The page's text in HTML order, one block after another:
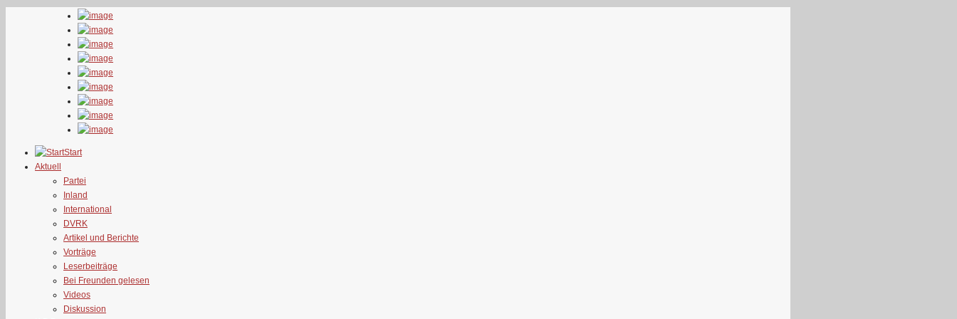
Start
Aktuell
Partei
Inland
International
DVRK
Artikel und Berichte
Vorträge
Leserbeiträge
Bei Freunden gelesen
Videos
Diskussion